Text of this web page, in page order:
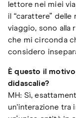
lettore nei miei
il “carattere”
viaggio, sono alla
che mi circonda
considero
È questo il
didascalie?
MH: Sì,
un'interazione tra